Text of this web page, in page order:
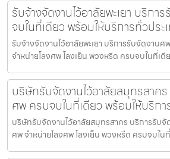
รับจ้างจัดงานไว้อาลัยพะเยา บริก
จบในที่เดียว พร้อมให้บริการทั่วประ
รับจ้างจัดงานไว้อาลัยพะเยา บริการรับจัดงาน
จำหน่ายโลงศพ โลงเย็น พวงหรีด ครบจบในที่เดี
บริษัทรับจัดงานไว้อาลัยสมุทรสาค
ศพ ครบจบในที่เดียว พร้อมให้บริกา
บริษัทรับจัดงานไว้อาลัยสมุทรสาคร บริการรับ
ศพ จำหน่ายโลงศพ โลงเย็น พวงหรีด ครบจบใน